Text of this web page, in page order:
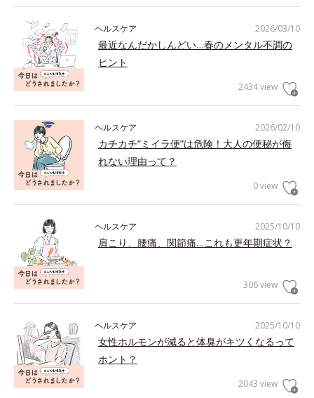
2026/03/10
ヘルスケア
最近なんだかしんどい…春のメンタル不調の
ヒント
2434 view
2026/02/10
ヘルスケア
カチカチ“ミイラ便”は危険！大人の便秘が侮
れない理由って？
0 view
2025/10/10
ヘルスケア
肩こり、腰痛、関節痛…これも更年期症状？
306 view
2025/10/10
ヘルスケア
女性ホルモンが減ると体臭がキツくなるって
ホント？
2043 view